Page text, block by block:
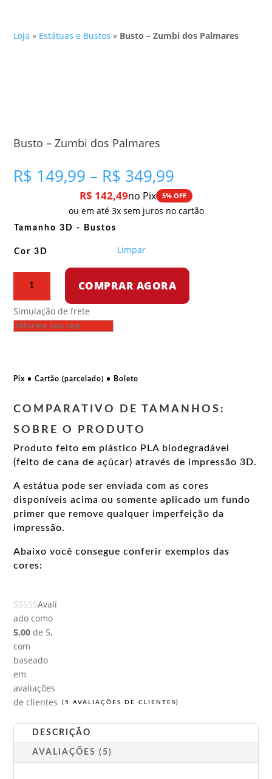
Loja » Estátuas e Bustos » Busto – Zumbi dos Palmares
Busto – Zumbi dos Palmares
R$ 149,99 – R$ 349,99
de
preço:
R$ 149,99
R$ 142,49no Pix 5% OFF
ou em até 3x sem juros no cartão
Tamanho 3D - Bustos
Cor 3D Limpar
dos
Palmares
COMPRAR AGORA
Simulação de frete
Pix • Cartão (parcelado) • Boleto
COMPARATIVO DE TAMANHOS:
SOBRE O PRODUTO
Produto feito em plástico PLA biodegradável
(feito de cana de açúcar) através de impressão 3D.
A estátua pode ser enviada com as cores
disponíveis acima ou somente aplicado um fundo
primer que remove qualquer imperfeição da
impressão.
Abaixo você consegue conferir exemplos das
cores:
Avali
ado como
5.00 de 5,
com
baseado
em
avaliações
de clientes
( 5 AVALIAÇÕES DE CLIENTES)
DESCRIÇÃO
AVALIAÇÕES (5)